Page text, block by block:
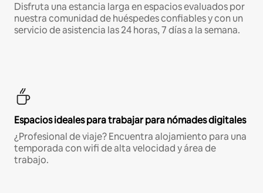
Disfruta una estancia larga en espacios evaluados por
nuestra comunidad de huéspedes confiables y con un
servicio de asistencia las 24 horas, 7 días a la semana.
Espacios ideales para trabajar para nómades digitales
¿Profesional de viaje? Encuentra alojamiento para una
temporada con wifi de alta velocidad y área de
trabajo.